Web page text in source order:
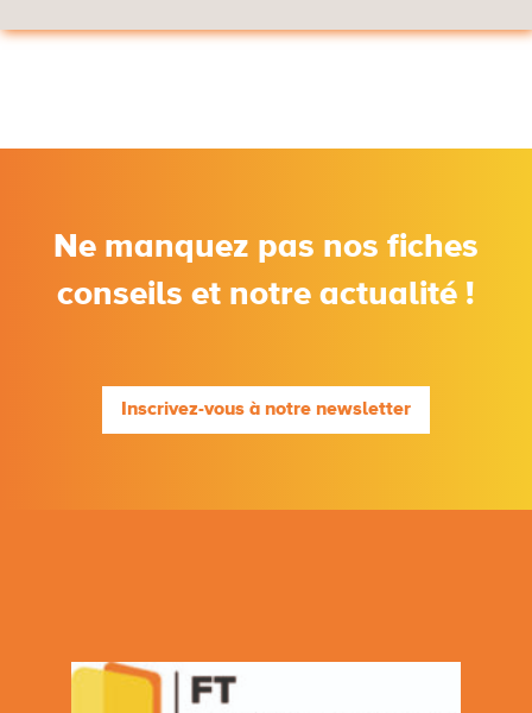
Ne manquez pas nos fiches
conseils et notre actualité !
Inscrivez-vous à notre newsletter